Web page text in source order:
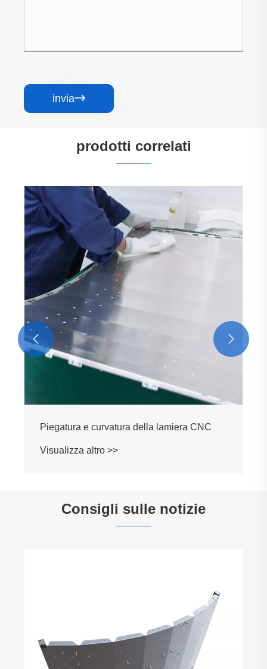
invia
prodotti correlati
Pannelli Curvi in ​​Alluminio per Macchinari
Visualizza altro >>
 
Consigli sulle notizie